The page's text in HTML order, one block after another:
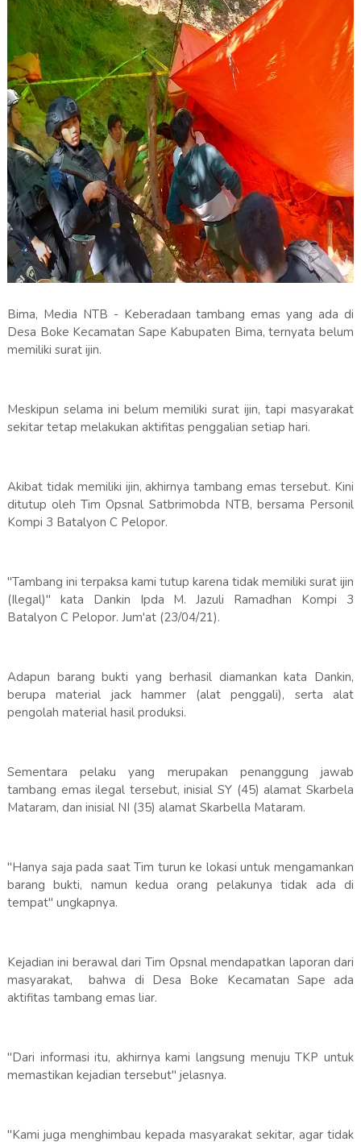
Bima, Media NTB - Keberadaan tambang emas yang ada di
Desa Boke Kecamatan Sape Kabupaten Bima, ternyata belum
memiliki surat ijin.
Meskipun selama ini belum memiliki surat ijin, tapi masyarakat
sekitar tetap melakukan aktifitas penggalian setiap hari.
Akibat tidak memiliki ijin, akhirnya tambang emas tersebut. Kini
ditutup oleh Tim Opsnal Satbrimobda NTB, bersama Personil
Kompi 3 Batalyon C Pelopor.
"Tambang ini terpaksa kami tutup karena tidak memiliki surat ijin
(Ilegal)" kata Dankin Ipda M. Jazuli Ramadhan Kompi 3
Batalyon C Pelopor. Jum'at (23/04/21).
Adapun barang bukti yang berhasil diamankan kata Dankin,
berupa material jack hammer (alat penggali), serta alat
pengolah material hasil produksi.
Sementara pelaku yang merupakan penanggung jawab
tambang emas ilegal tersebut, inisial SY (45) alamat Skarbela
Mataram, dan inisial NI (35) alamat Skarbella Mataram.
"Hanya saja pada saat Tim turun ke lokasi untuk mengamankan
barang bukti, namun kedua orang pelakunya tidak ada di
tempat" ungkapnya.
Kejadian ini berawal dari Tim Opsnal mendapatkan laporan dari
masyarakat, bahwa di Desa Boke Kecamatan Sape ada
aktifitas tambang emas liar.
"Dari informasi itu, akhirnya kami langsung menuju TKP untuk
memastikan kejadian tersebut" jelasnya.
"Kami juga menghimbau kepada masyarakat sekitar, agar tidak